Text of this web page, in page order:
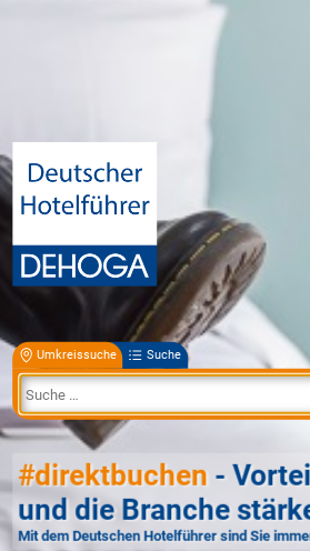
Umkreissuche Suche
#direktbuchen -
und die Branche
Mit dem Deutschen Hotelführer sind Sie